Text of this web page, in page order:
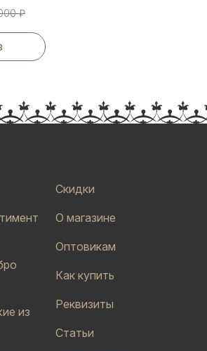
₽
из
Скидки
О магазине
Оптовикам
Как купить
Реквизиты
Статьи